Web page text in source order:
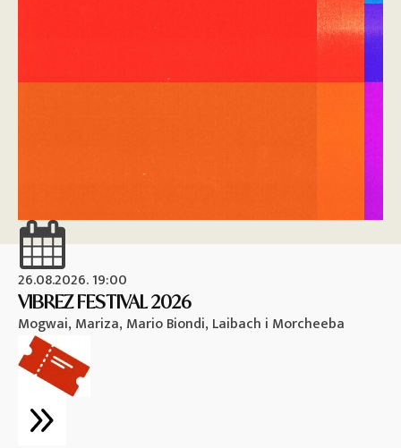
26.08.2026. 19:00
VIBREZ FESTIVAL 2026
Mogwai, Mariza, Mario Biondi, Laibach i Morcheeba